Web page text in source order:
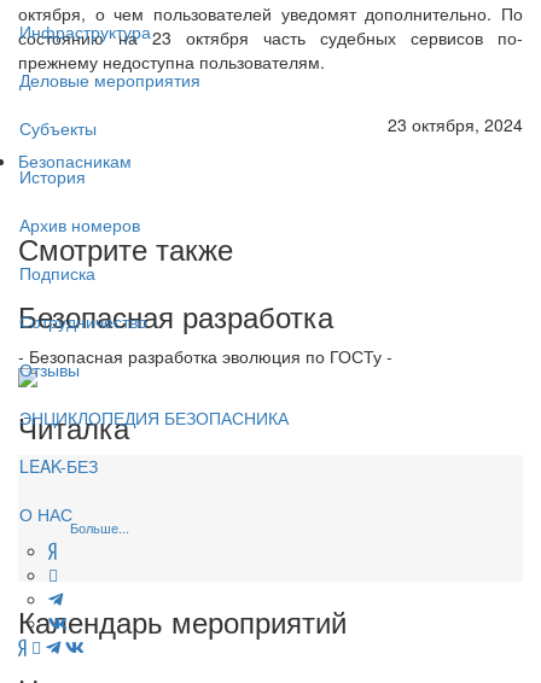
Инфраструктура
Деловые мероприятия
Субъекты
История
Архив номеров
Подписка
Сотрудничество
Отзывы
ЭНЦИКЛОПЕДИЯ БЕЗОПАСНИКА
LEAK-БЕЗ
О НАС
октября, о чем пользователей уведомят дополнительно. По
состоянию на 23 октября часть судебных сервисов по-
прежнему недоступна пользователям.
23 октября, 2024
Безопасникам
Смотрите также
Безопасная разработка
- Безопасная разработка эволюция по ГОСТу -
Читалка
Больше...
Календарь мероприятий